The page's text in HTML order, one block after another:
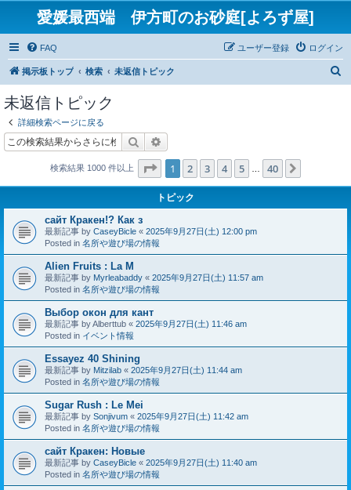
愛媛最西端 伊方町のお砂庭[よろず屋]
FAQ ログイン
ユーザー登録
掲示板トップ 検索 未返信トピック
未返信トピック
詳細検索ページに戻る
検索
検索結果 1000 件以上 ページ1 ／
1 2 3 4 5 40
トピック
сайт Кракен!? Как з
最新記事 by CaseyBicle « 2025年9月27日(土) 12:00 pm
Posted in 名所や遊び場の情報
Alien Fruits : La M
最新記事 by Myrleabaddy « 2025年9月27日(土) 11:57 am
Posted in 名所や遊び場の情報
Выбор окон для кант
最新記事 byAlberttub « 2025年9月27日(土) 11:46 am
Posted in イベント情報
Essayez 40 Shining
最新記事 by Mitzilab « 2025年9月27日(土) 11:44 am
Posted in 名所や遊び場の情報
Sugar Rush : Le Mei
最新記事 by Sonjivum « 2025年9月27日(土) 11:42 am
Posted in 名所や遊び場の情報
сайт Кракен: Новые
最新記事 by CaseyBicle « 2025年9月27日(土) 11:40 am
Posted in 名所や遊び場の情報